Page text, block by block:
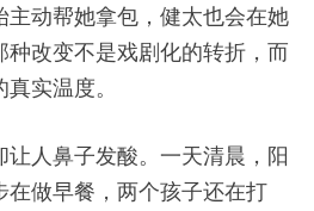
动帮她拿包，健太也会在她
种改变不是戏剧化的转折，而
实温度。
人鼻子发酸。一天清晨，阳
做早餐，两个孩子还在打